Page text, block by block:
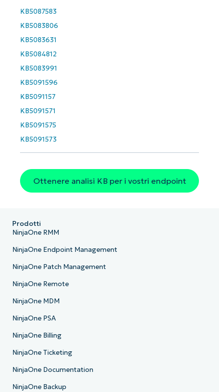
KB5087583
KB5083806
KB5083631
KB5084812
KB5083991
KB5091596
KB5091157
KB5091571
KB5091575
KB5091573
Ottenere analisi KB per i vostri endpoint
Prodotti
NinjaOne RMM
NinjaOne Endpoint Management
NinjaOne Patch Management
NinjaOne Remote
NinjaOne MDM
NinjaOne PSA
NinjaOne Billing
NinjaOne Ticketing
NinjaOne Documentation
NinjaOne Backup